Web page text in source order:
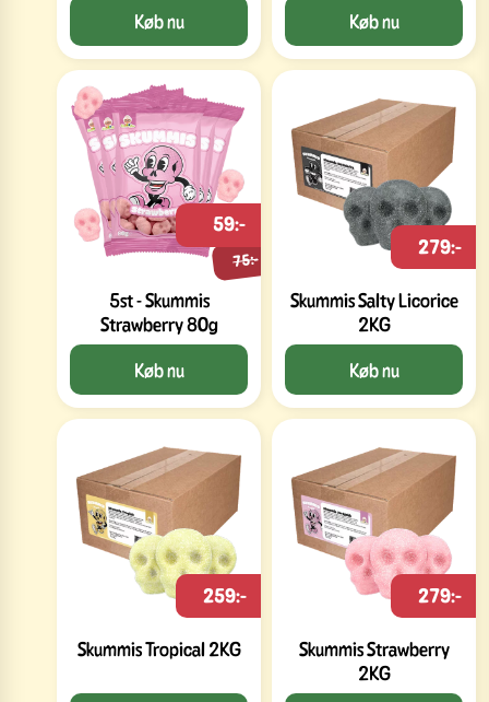
Køb nu Køb nu
5st - Skummis
Strawberry 80g
75:-
59:-
Køb nu
Skummis Salty Licorice
2KG
279:-
Køb nu
Skummis Tropical 2KG
259:-
Skummis Strawberry
2KG
279:-